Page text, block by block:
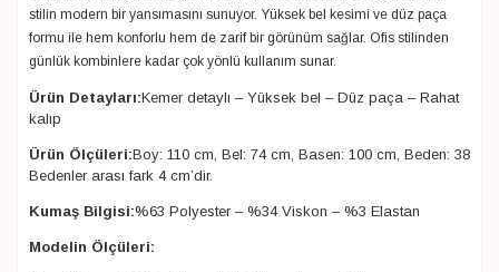
stilin modern bir yansımasını sunuyor. Yüksek bel kesimi ve düz paça
formu ile hem konforlu hem de zarif bir görünüm sağlar. Ofis stilinden
günlük kombinlere kadar çok yönlü kullanım sunar.
Ürün Detayları:Kemer detaylı – Yüksek bel – Düz paça – Rahat
kalıp
Ürün Ölçüleri:Boy: 110 cm, Bel: 74 cm, Basen: 100 cm, Beden: 38
Bedenler arası fark 4 cm’dir.
Kumaş Bilgisi:%63 Polyester – %34 Viskon – %3 Elastan
Modelin Ölçüleri: